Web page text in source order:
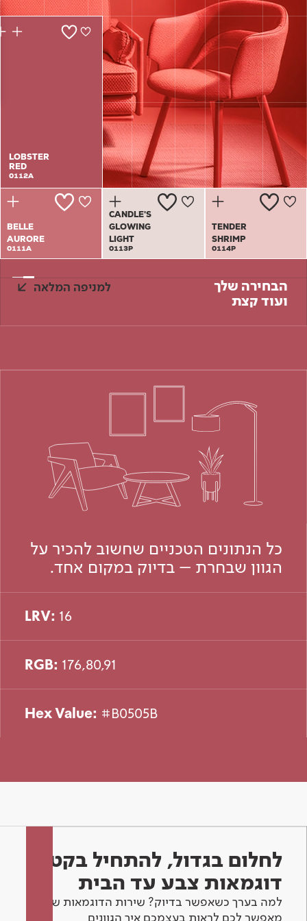
עץ
מתכת
רובה
RAL
לכל מוצרי צבע וציפויים
Academy
תוכן מקצועי
אודותינו
מדיניות סביבתית
מדיניות מערכת משולבת ו - ISO
פתרונות לתעשייה
LOBSTER
RED
0112A
TENDER
SHRIMP
0114P
CANDLE'S
GLOWING
LIGHT
0113P
LOBSTER
RED
0112A
BELLE
AURORE
0111A
הבחירה שלך
ועוד קצת
למניפה המלאה
כל הנתונים הטכניים שחשוב להכיר על
הגוון שבחרת – בדיוק במקום אחד.
LRV: 16
RGB: 176,80,91
Hex Value: #B0505B
לחלום בגדול, להתחיל בקטן -
דוגמאות צבע עד הבית
למה בערך כשאפשר בדיוק? שירות הדוגמאות שלנו
מאפשר לכם לראות בעצמכם איך הגוונים